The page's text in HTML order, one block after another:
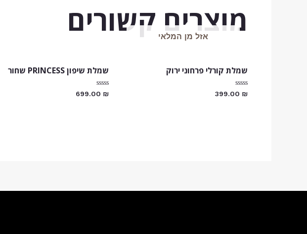
מוצרים קשורים
אזל מן המלאי
שמלת קורלי פרחוני ירוק
דורג399.00 ₪
שמלת שיפון PRINCESS שחור
דורג699.00 ₪